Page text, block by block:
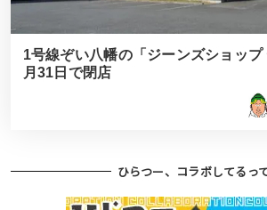
1号線ぞい八幡の「ジーンズショッ
月31日で閉店
ひらつー、コラボしてるっ